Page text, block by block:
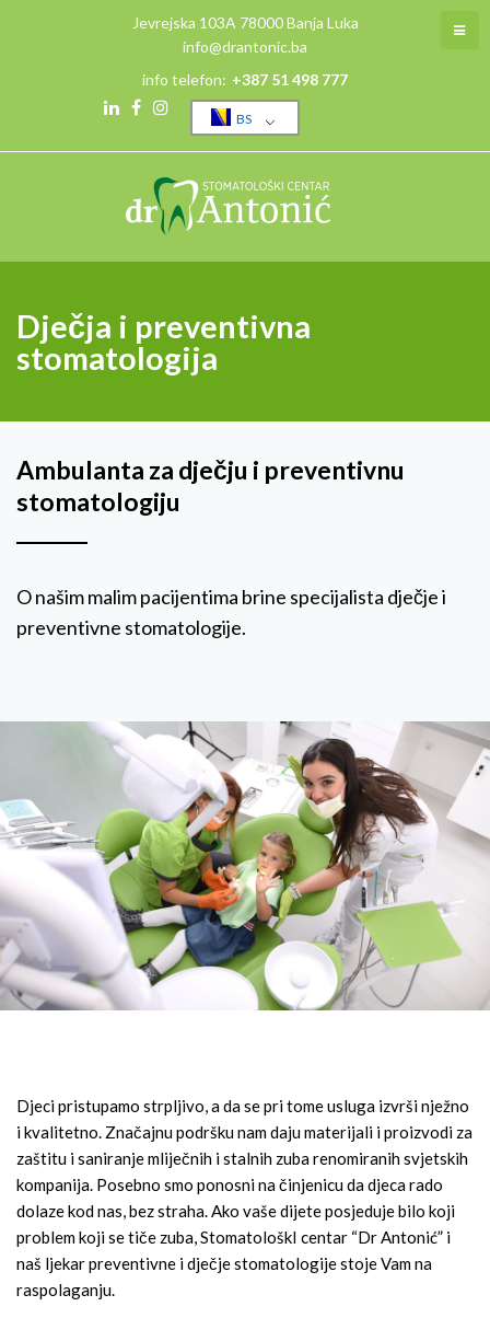
Jevrejska 103A 78000 Banja Luka
info@drantonic.ba
info telefon: +387 51 498 777
BS
Dječja i preventivna
stomatologija
Ambulanta za dječju i preventivnu
stomatologiju
O našim malim pacijentima brine specijalista dječje i
preventivne stomatologije.
Djeci pristupamo strpljivo, a da se pri tome usluga izvrši nježno
i kvalitetno. Značajnu podršku nam daju materijali i proizvodi za
zaštitu i saniranje mliječnih i stalnih zuba renomiranih svjetskih
kompanija. Posebno smo ponosni na činjenicu da djeca rado
dolaze kod nas, bez straha. Ako vaše dijete posjeduje bilo koji
problem koji se tiče zuba, StomatološkI centar “Dr Antonić” i
naš ljekar preventivne i dječje stomatologije stoje Vam na
raspolaganju.